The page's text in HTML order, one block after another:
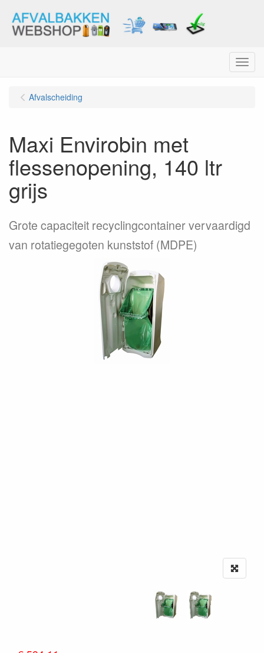
Menu
Afvalscheiding
Maxi Envirobin met
flessenopening, 140 ltr
grijs
Grote capaciteit recyclingcontainer vervaardigd
van rotatiegegoten kunststof (MDPE)